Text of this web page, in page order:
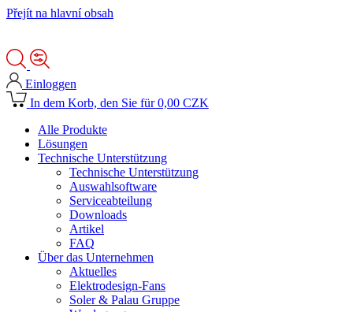
Přejít na hlavní obsah
Einloggen
In dem Korb, den Sie für 0,00 CZK
Alle Produkte
Lösungen
Technische Unterstützung
Technische Unterstützung
Auswahlsoftware
Serviceabteilung
Downloads
Artikel
FAQ
Über das Unternehmen
Aktuelles
Elektrodesign-Fans
Soler & Palau Gruppe